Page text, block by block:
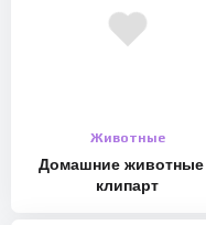
Животные
Домашние животные
клипарт